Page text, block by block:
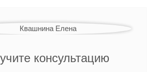
консультацию